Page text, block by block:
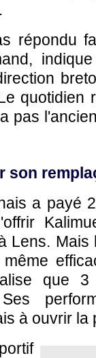
répondu
quotidien
pas
son
a payé
Lens. Mais
que
à ouvrir la